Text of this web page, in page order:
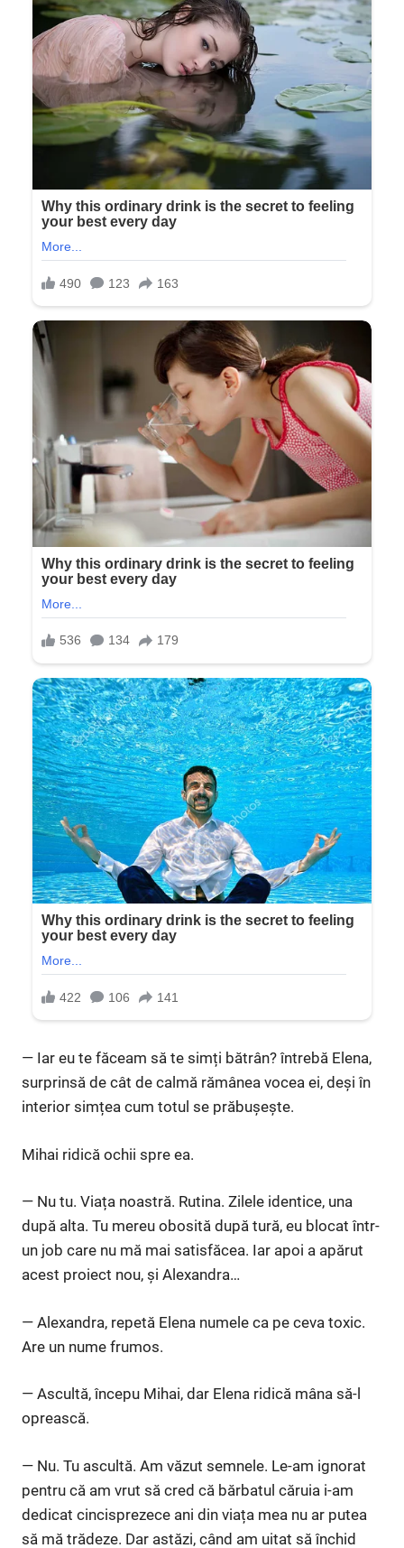
— Iar eu te făceam să te simți bătrân? întrebă Elena,
surprinsă de cât de calmă rămânea vocea ei, deși în
interior simțea cum totul se prăbușește.
Mihai ridică ochii spre ea.
— Nu tu. Viața noastră. Rutina. Zilele identice, una
după alta. Tu mereu obosită după tură, eu blocat într-
un job care nu mă mai satisfăcea. Iar apoi a apărut
acest proiect nou, și Alexandra…
— Alexandra, repetă Elena numele ca pe ceva toxic.
Are un nume frumos.
— Ascultă, începu Mihai, dar Elena ridică mâna să-l
oprească.
— Nu. Tu ascultă. Am văzut semnele. Le-am ignorat
pentru că am vrut să cred că bărbatul căruia i-am
dedicat cincisprezece ani din viața mea nu ar putea
să mă trădeze. Dar astăzi, când am uitat să închid